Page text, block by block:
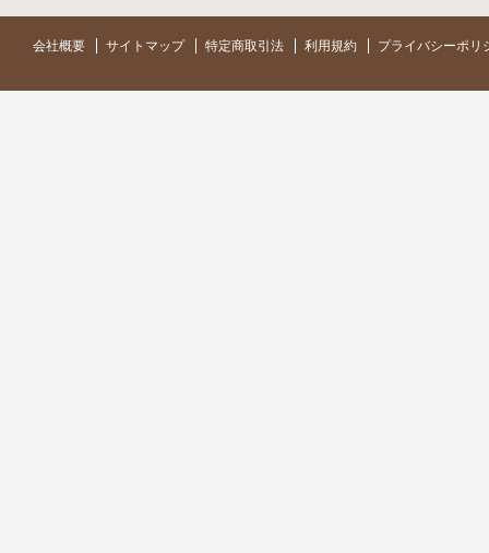
会社概要 サイトマップ 特定商取引法 利用規約 プライバシーポリ